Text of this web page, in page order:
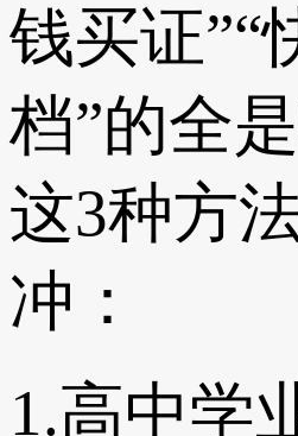
钱买证”“
档”的全
这3种方
冲：
1.高中学